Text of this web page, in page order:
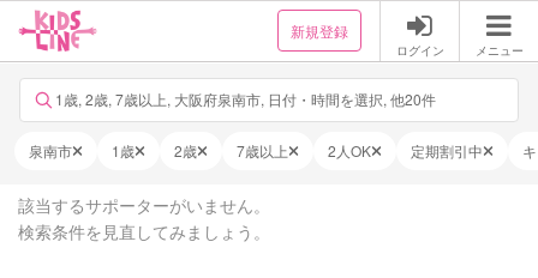
新規登録
ログイン メニュー
1歳, 2歳, 7歳以上, 大阪府泉南市, 日付・時間を選択, 他20件
泉南市 1歳 2歳 7歳以上 2人OK 定期割引中
該当するサポーターがいません。
検索条件を見直してみましょう。